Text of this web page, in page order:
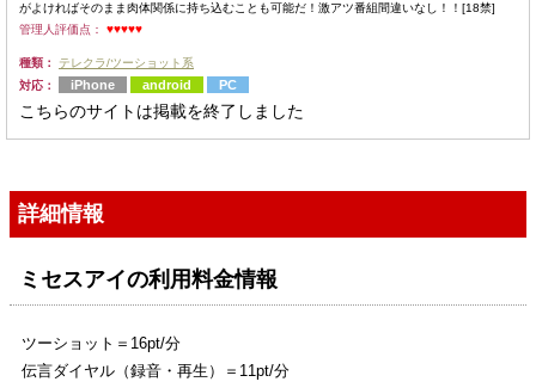
がよければそのまま肉体関係に持ち込むことも可能だ！激アツ番組間違いなし！！[18禁]
管理人評価点： ♥♥♥♥♥
種類：
テレクラ/ツーショット系
対応：
iPhone android PC
こちらのサイトは掲載を終了しました
詳細情報
ミセスアイの利用料金情報
ツーショット＝16pt/分
伝言ダイヤル（録音・再生）＝11pt/分